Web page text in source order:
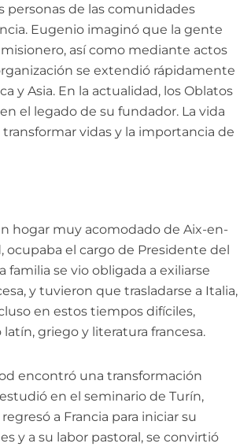
personas de las comunidades
Eugenio imaginó que la gente
así como mediante actos
se extendió rápidamente
y Asia. En la actualidad, los Oblatos
el legado de su fundador. La vida
vidas y la importancia de
hogar muy acomodado de Aix-en-
ocupaba el cargo de Presidente del
familia se vio obligada a exiliarse
y tuvieron que trasladarse a Italia,
en estos tiempos difíciles,
griego y literatura francesa.
encontró una transformación
en el seminario de Turín,
a Francia para iniciar su
y a su labor pastoral, se convirtió